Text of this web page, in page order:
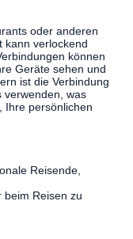
oder anderen
kann verlockend
können
Geräte sehen und
ist die Verbindung
verwenden, was
Ihre persönlichen
Reisende,
beim Reisen zu